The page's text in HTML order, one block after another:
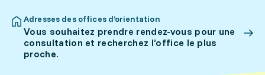
Adresses des offices d’orientation
Vous souhaitez prendre rendez-vous pour une
consultation et recherchez l’office le plus
proche.